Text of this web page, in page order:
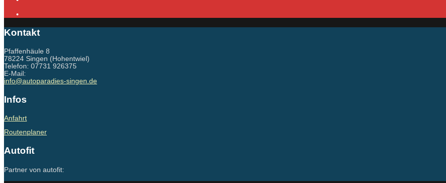
Kontakt
Pfaffenhäule 8
78224 Singen (Hohentwiel)
Telefon: 07731 926375
E-Mail:
info@autoparadies-singen.de
Infos
Anfahrt
Routenplaner
Autofit
Partner von autofit: